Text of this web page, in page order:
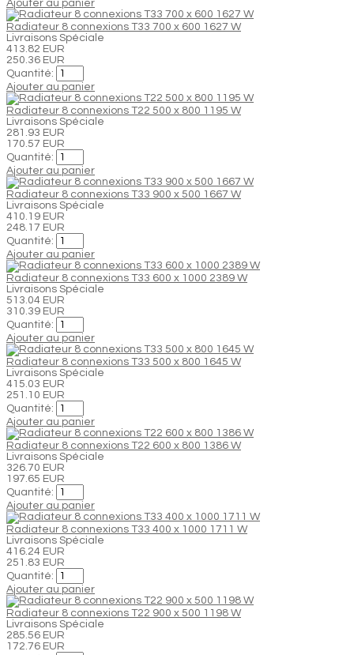
Ajouter au panier
Radiateur 8 connexions T33 700 x 600 1627 W
Livraisons Spéciale
413.82 EUR
250.36 EUR
Quantité:
Ajouter au panier
Radiateur 8 connexions T22 500 x 800 1195 W
Livraisons Spéciale
281.93 EUR
170.57 EUR
Quantité:
Ajouter au panier
Radiateur 8 connexions T33 900 x 500 1667 W
Livraisons Spéciale
410.19 EUR
248.17 EUR
Quantité:
Ajouter au panier
Radiateur 8 connexions T33 600 x 1000 2389 W
Livraisons Spéciale
513.04 EUR
310.39 EUR
Quantité:
Ajouter au panier
Radiateur 8 connexions T33 500 x 800 1645 W
Livraisons Spéciale
415.03 EUR
251.10 EUR
Quantité:
Ajouter au panier
Radiateur 8 connexions T22 600 x 800 1386 W
Livraisons Spéciale
326.70 EUR
197.65 EUR
Quantité:
Ajouter au panier
Radiateur 8 connexions T33 400 x 1000 1711 W
Livraisons Spéciale
416.24 EUR
251.83 EUR
Quantité:
Ajouter au panier
Radiateur 8 connexions T22 900 x 500 1198 W
Livraisons Spéciale
285.56 EUR
172.76 EUR